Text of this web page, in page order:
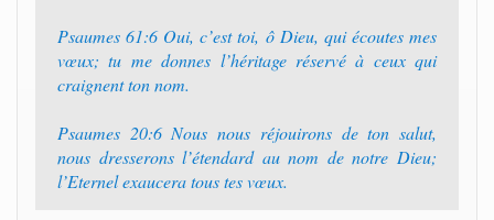
Psaumes 61:6 Oui, c’est toi, ô Dieu, qui écoutes mes
vœux; tu me donnes l’héritage réservé à ceux qui
craignent ton nom.
Psaumes 20:6 Nous nous réjouirons de ton salut,
nous dresserons l’étendard au nom de notre Dieu;
l’Eternel exaucera tous tes vœux.